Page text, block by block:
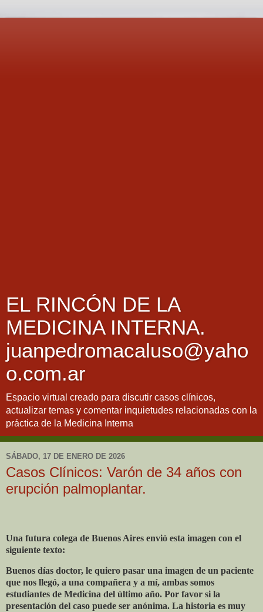
EL RINCÓN DE LA
MEDICINA INTERNA.
juanpedromacaluso@yaho
o.com.ar
Espacio virtual creado para discutir casos clínicos,
actualizar temas y comentar inquietudes relacionadas con la
práctica de la Medicina Interna
SÁBADO, 17 DE ENERO DE 2026
Casos Clínicos: Varón de 34 años con
erupción palmoplantar.
Una futura colega de Buenos Aires envió esta imagen con el
siguiente texto:
Buenos días doctor, le quiero pasar una imagen de un paciente
que nos llegó, a una compañera y a mí, ambas somos
estudiantes de Medicina del último año. Por favor si la
presentación del caso puede ser anónima. La historia es muy